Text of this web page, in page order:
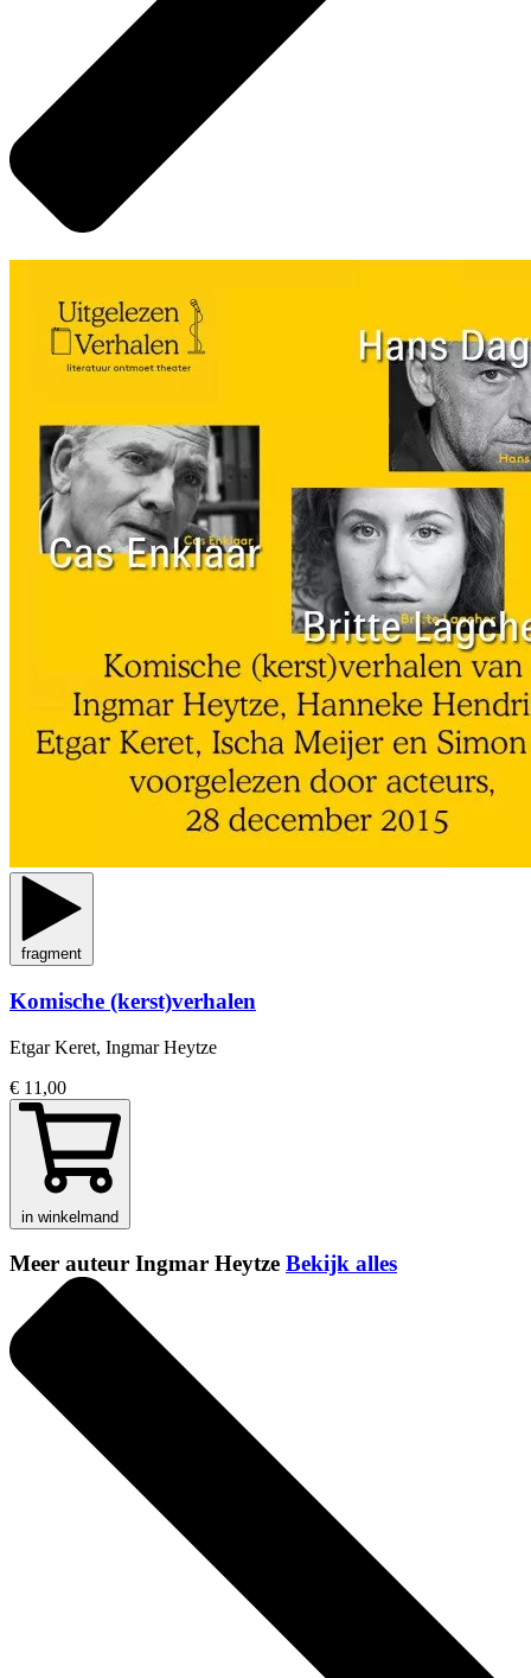
fragment
Komische (kerst)verhalen
Etgar Keret, Ingmar Heytze
€ 11,00
in winkelmand
Meer auteur Ingmar Heytze Bekijk alles